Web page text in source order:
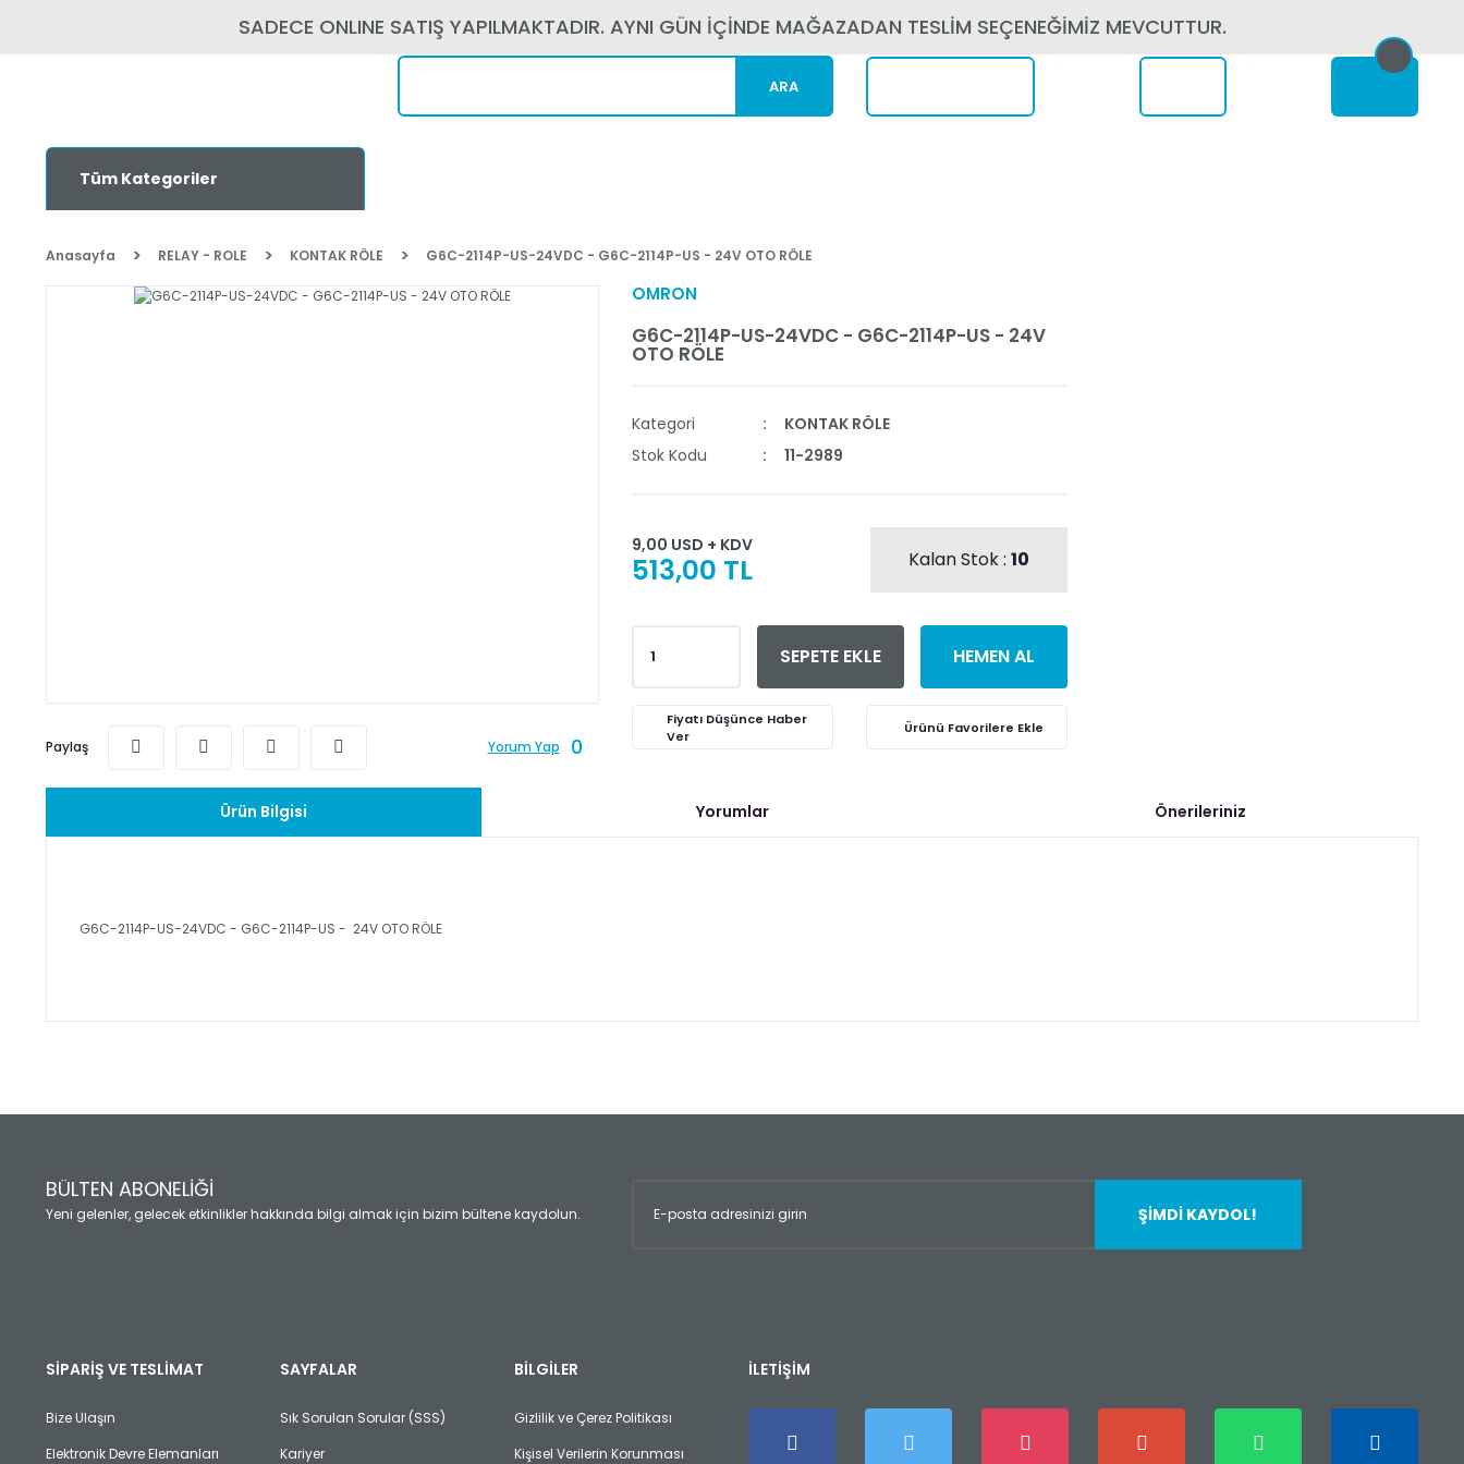
SADECE ONLINE SATIŞ YAPILMAKTADIR. AYNI GÜN İÇİNDE MAĞAZADAN TESLİM SEÇENEĞİMİZ MEVCUTTUR.
ARA
Tüm Kategoriler
Anasayfa RELAY - ROLE KONTAK RÖLE G6C-2114P-US-24VDC - G6C-2114P-US - 24V OTO RÖLE
Paylaş Yorum Yap 0
OMRON
G6C-2114P-US-24VDC - G6C-2114P-US - 24V
OTO RÖLE
Kategori
KONTAK RÖLE
Stok Kodu
11-2989
9,00 USD + KDV
513,00 TL Kalan Stok : 10
SEPETE EKLE HEMEN AL
Fiyatı Düşünce Haber
Ver
Ürün Bilgisi Yorumlar Önerileriniz
G6C-2114P-US-24VDC - G6C-2114P-US - 24V OTO RÖLE
Yorum Yaz
Ürün açıklamasında eksik bilgiler bulunuyor.
Ürün fiyatı diğer sitelerden daha pahalı.
Bu ürüne benzer farklı alternatifler olmalı.
BÜLTEN ABONELİĞİ
Yeni gelenler, gelecek etkinlikler hakkında bilgi almak için bizim bültene kaydolun. ŞİMDİ KAYDOL!
SİPARİŞ VE TESLİMAT
Bize Ulaşın
Elektronik Devre Elemanları
SAYFALAR
Sık Sorulan Sorular (SSS)
Kariyer
BİLGİLER
Gizlilik ve Çerez Politikası
Kişisel Verilerin Korunması
İLETİŞİM